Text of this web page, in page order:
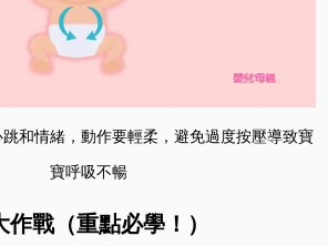
和情緒，動作要輕柔，避免過度按壓導致寶
寶呼吸不暢
戰（重點必學！）